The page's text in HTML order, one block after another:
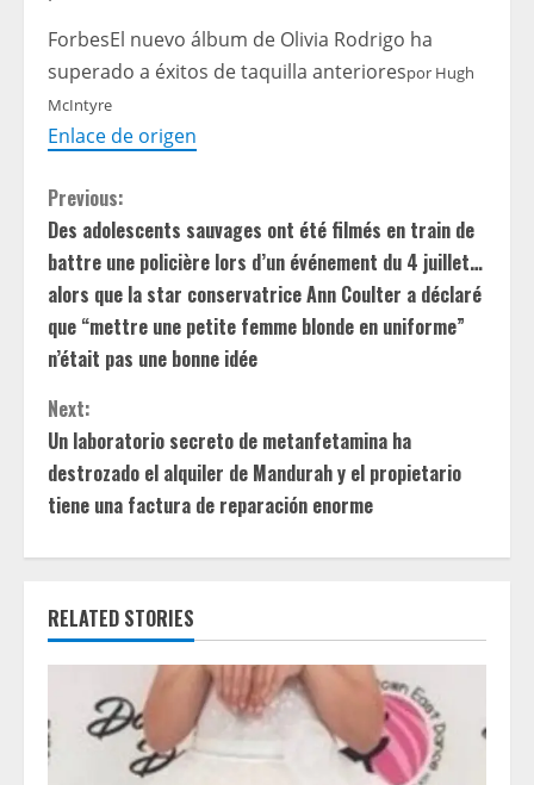
ForbesEl nuevo álbum de Olivia Rodrigo ha
superado a éxitos de taquilla anteriorespor Hugh
McIntyre
Enlace de origen
C
o
n
t
i
n
u
e
R
e
a
d
Previous:
Des adolescents sauvages ont été filmés en train de
battre une policière lors d’un événement du 4 juillet…
alors que la star conservatrice Ann Coulter a déclaré
que “mettre une petite femme blonde en uniforme”
n’était pas une bonne idée
Next:
Un laboratorio secreto de metanfetamina ha
destrozado el alquiler de Mandurah y el propietario
tiene una factura de reparación enorme
RELATED STORIES